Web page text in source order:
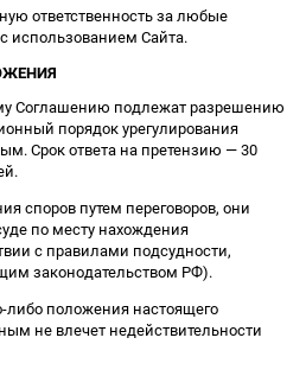
ответственность за любые
использованием Сайта.
Соглашению подлежат разрешению
порядок урегулирования
Срок ответа на претензию — 30
споров путем переговоров, они
по месту нахождения
с правилами подсудности,
законодательством РФ).
либо положения настоящего
не влечет недействительности